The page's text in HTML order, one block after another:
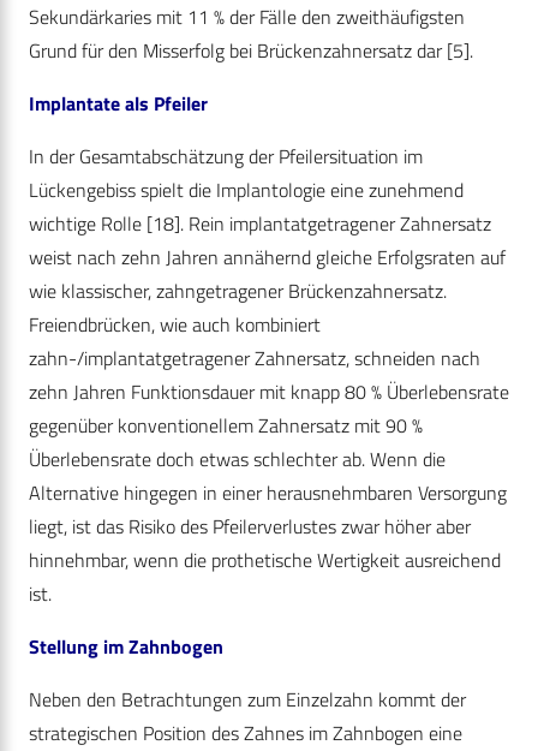
Sekundärkaries mit 11 % der Fälle den zweit­häufigsten
Grund für den Misserfolg bei Brückenzahnersatz dar [5].
Implantate als Pfeiler
In der Gesamtabschätzung der Pfeilersituation im
Lückengebiss spielt die Implantologie eine zunehmend
wichtige Rolle [18]. Rein implantatgetragener Zahnersatz
weist nach zehn Jahren annähernd gleiche Erfolgsraten auf
wie klassischer, zahngetragener Brückenzahnersatz.
Freiendbrücken, wie auch kombiniert
zahn-/implantatgetragener Zahnersatz, schneiden nach
zehn Jahren Funktionsdauer mit knapp 80 % Überlebensrate
gegenüber konventionellem Zahnersatz mit 90 %
Überlebensrate doch etwas schlechter ab. Wenn die
Alternative hingegen in einer herausnehmbaren Versorgung
liegt, ist das Risiko des Pfeilerverlustes zwar höher aber
hinnehmbar, wenn die prothetische Wertigkeit ausreichend
ist.
Stellung im Zahnbogen
Neben den Betrachtungen zum Einzelzahn kommt der
strategischen Position des Zahnes im Zahnbogen eine